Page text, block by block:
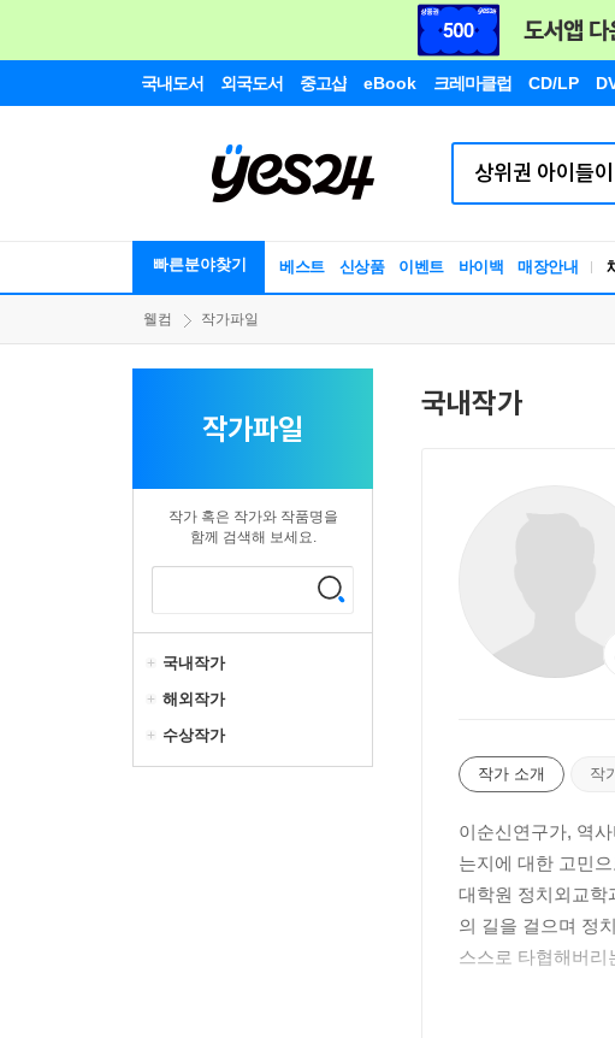
국내도서 외국도서 중고샵 eBook 크레마클럽 CD/LP
빠른분야찾기 베스트 신상품 이벤트 바이백 매장안내
웰컴 작가파일
작가파일
작가 혹은 작가와 작품명을
함께 검색해 보세요.
국내작가
해외작가
수상작가
국내작가
작가 소개 작
이순신연구가, 역
는지에 대한 고민
대학원 정치외교학
의 길을 걸으며 정
스스로 타협해버리
그 즈음 어렸을 때